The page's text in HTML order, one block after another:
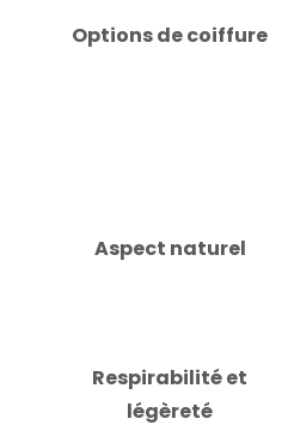
Options de coiffure
Aspect naturel
Respirabilité et
légèreté